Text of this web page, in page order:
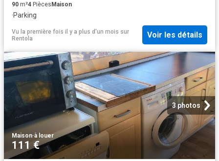
90 m²4 Pièces Maison
·Parking
Vu la première fois il y a plus d'un mois sur
Rentola
Voir les détails
3 photos
Maison·à louer
111 €